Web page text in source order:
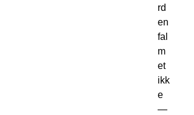
rd
en
fal
m
et
ikk
e
—